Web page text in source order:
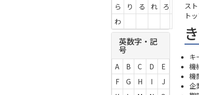
ス
ト
き
キ
機
機
企
ら
り る れ
ろ
わ
英数字・記
号
A B C D
E
F
G H I
J